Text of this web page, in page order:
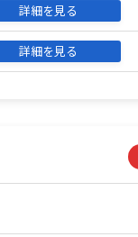
詳細を見る
詳細を見る